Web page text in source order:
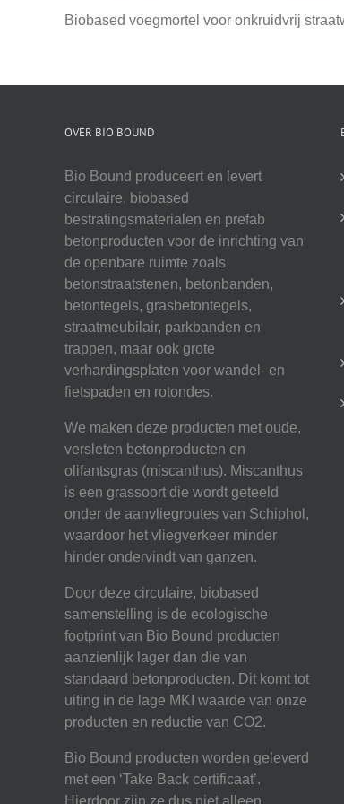
Biobased voegmortel voor onkruidvrij
OVER BIO BOUND
Bio Bound produceert en levert
circulaire, biobased
bestratingsmaterialen en prefab
betonproducten voor de inrichting van
de openbare ruimte zoals
betonstraatstenen, betonbanden,
betontegels, grasbetontegels,
straatmeubilair, parkbanden en
trappen, maar ook grote
verhardingsplaten voor wandel- en
fietspaden en rotondes.
We maken deze producten met oude,
versleten betonproducten en
olifantsgras (miscanthus). Miscanthus
is een grassoort die wordt geteeld
onder de aanvliegroutes van Schiphol,
waardoor het vliegverkeer minder
hinder ondervindt van ganzen.
Door deze circulaire, biobased
samenstelling is de ecologische
footprint van Bio Bound producten
aanzienlijk lager dan die van
standaard betonproducten. Dit komt tot
uiting in de lage MKI waarde van onze
producten en reductie van CO2.
Bio Bound producten worden geleverd
met een ‘Take Back certificaat’.
Hierdoor zijn ze dus niet alleen